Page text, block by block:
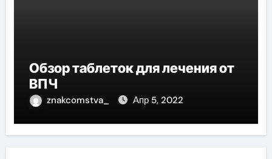
Обзор таблеток для лечения от
ВПЧ
znakcomstva_ Апр 5, 2022